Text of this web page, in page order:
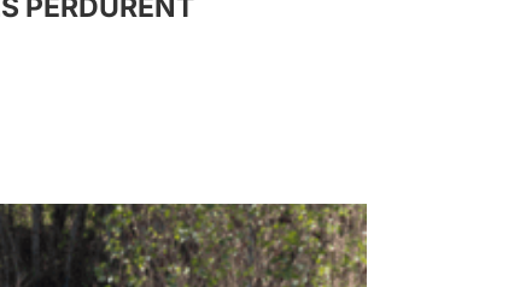
PERDURENT